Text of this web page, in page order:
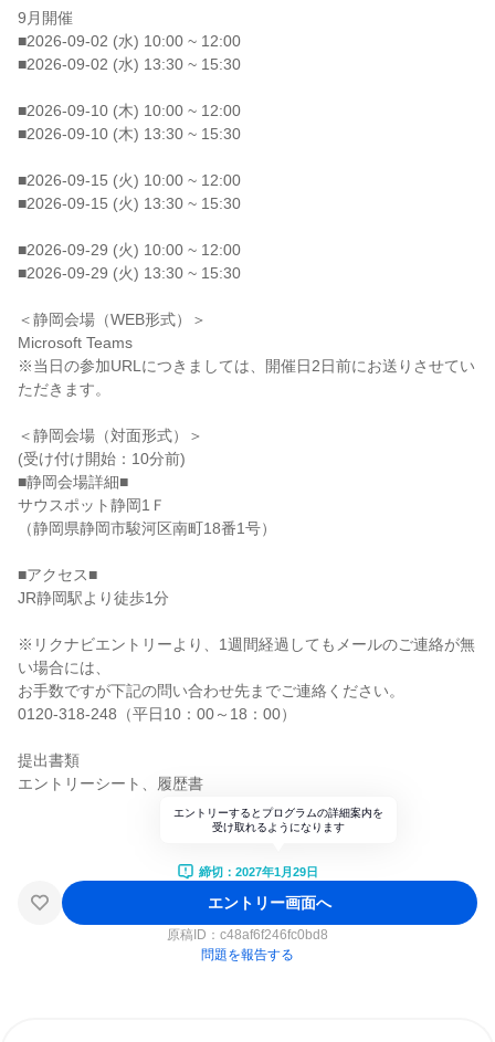
9月開催
■2026-09-02 (水) 10:00 ~ 12:00
■2026-09-02 (水) 13:30 ~ 15:30
■2026-09-10 (木) 10:00 ~ 12:00
■2026-09-10 (木) 13:30 ~ 15:30
■2026-09-15 (火) 10:00 ~ 12:00
■2026-09-15 (火) 13:30 ~ 15:30
■2026-09-29 (火) 10:00 ~ 12:00
■2026-09-29 (火) 13:30 ~ 15:30
＜静岡会場（WEB形式）＞
Microsoft Teams
※当日の参加URLにつきましては、開催日2日前にお送りさせてい
ただきます。
＜静岡会場（対面形式）＞
(受け付け開始：10分前)
■静岡会場詳細■
サウスポット静岡1Ｆ
（静岡県静岡市駿河区南町18番1号）
■アクセス■
JR静岡駅より徒歩1分
※リクナビエントリーより、1週間経過してもメールのご連絡が無
い場合には、
お手数ですが下記の問い合わせ先までご連絡ください。
0120-318-248（平日10：00～18：00）
提出書類
エントリーシート、履歴書
エントリーするとプログラムの詳細案内を
受け取れるようになります
締切：2027年1月29日
エントリー画面へ
原稿ID： c48af6f246fc0bd8
問題を報告する